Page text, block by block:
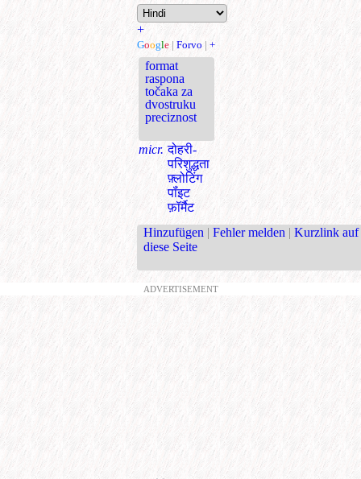
+
Google | Forvo | +
format
raspona
točaka za
dvostruku
preciznost
micr. दोहरी-
परिशुद्धता
फ़्लोटिंग
पॉंइट
फ़ॉर्मैट
Hinzufügen | Fehler melden | Kurzlink auf
diese Seite
ADVERTISEMENT